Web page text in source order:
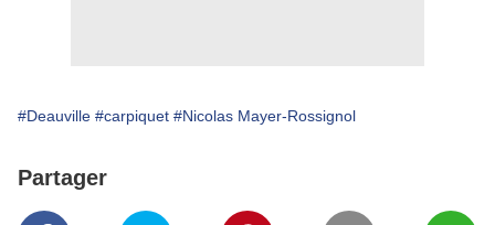
#Deauville #carpiquet #Nicolas Mayer-Rossignol
Partager